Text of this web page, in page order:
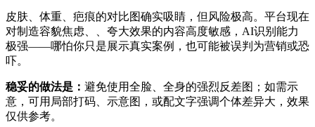
皮肤、体重、疤痕的对比图确实吸睛，但风险极高。平台现在
对制造容貌焦虑、、夸大效果的内容高度敏感，AI识别能力
极强——哪怕你只是展示真实案例，也可能被误判为营销或恐
吓。
稳妥的做法是： 避免使用全脸、全身的强烈反差图；如需示
意，可用局部打码、示意图，或配文字强调个体差异大，效果
仅供参考。